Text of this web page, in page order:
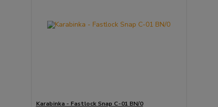
Karabinka - Fastlock Snap C-01 BN/0